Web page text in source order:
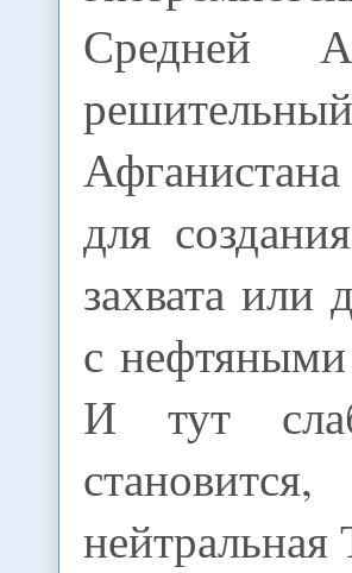
Средней
для
захвата или
с
И тут